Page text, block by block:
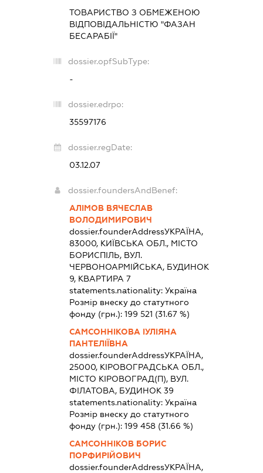
ТОВАРИСТВО З ОБМЕЖЕНОЮ
ВІДПОВІДАЛЬНІСТЮ "ФАЗАН
БЕСАРАБІЇ"
dossier.opfSubType:
-
dossier.edrpo:
35597176
dossier.regDate:
03.12.07
dossier.foundersAndBenef:
АЛІМОВ ВЯЧЕСЛАВ
ВОЛОДИМИРОВИЧ
dossier.founderAddressУКРАЇНА,
83000, КИЇВСЬКА ОБЛ., МІСТО
БОРИСПІЛЬ, ВУЛ.
ЧЕРВОНОАРМІЙСЬКА, БУДИНОК
9, КВАРТИРА 7
statements.nationality: Україна
Розмір внеску до статутного
фонду (грн.): 199 521 (31.67 %)
САМСОННІКОВА ІУЛІЯНА
ПАНТЕЛІЇВНА
dossier.founderAddressУКРАЇНА,
25000, КІРОВОГРАДСЬКА ОБЛ.,
МІСТО КІРОВОГРАД(П), ВУЛ.
ФІЛАТОВА, БУДИНОК 39
statements.nationality: Україна
Розмір внеску до статутного
фонду (грн.): 199 458(31.66 %)
САМСОННІКОВ БОРИС
ПОРФИРІЙОВИЧ
dossier.founderAddressУКРАЇНА,